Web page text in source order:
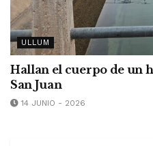
ULLUM
Hallan el cuerpo de un
San Juan
14 JUNIO - 2026